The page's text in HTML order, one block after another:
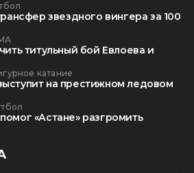
звездного вингера за 100
титульный бой Евлоева и
катание
на престижном ледовом
«Астане» разгромить